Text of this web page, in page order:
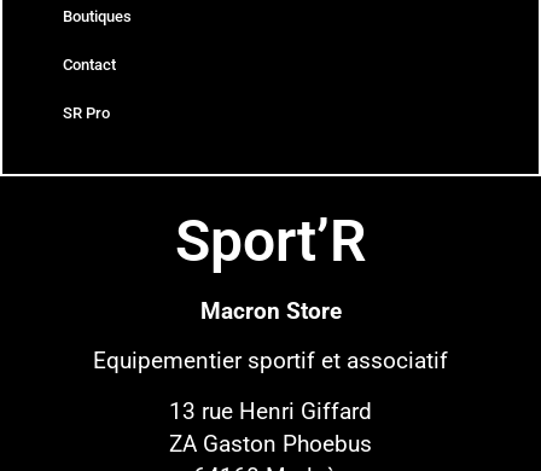
Boutiques
Contact
SR Pro
Sport’R
Macron Store
Equipementier sportif et associatif
13 rue Henri Giffard
ZA Gaston Phoebus